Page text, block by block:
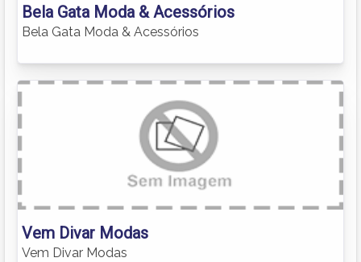
Bela Gata Moda & Acessórios
Bela Gata Moda & Acessórios
Vem Divar Modas
Vem Divar Modas